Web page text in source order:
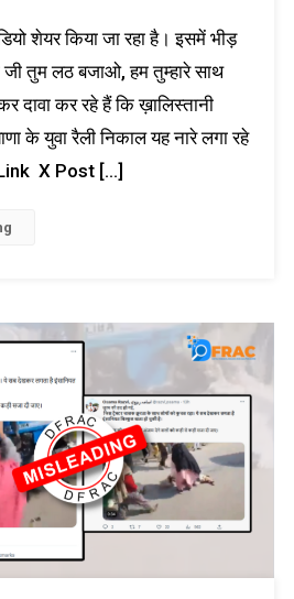
शेयर किया जा रहा है। इसमें भीड़
जी तुम लठ बजाओ, हम तुम्हारे साथ
दावा कर रहे हैं कि ख़ालिस्तानी
के युवा रैली निकाल यह नारे लगा रहे
X Post […]